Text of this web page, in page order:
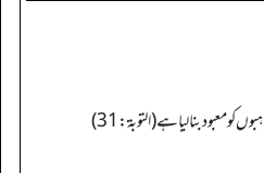
کو معبود بنا لیا ہے (التوبة: 31)